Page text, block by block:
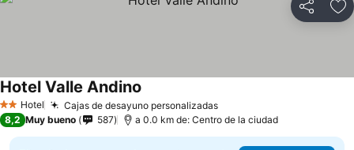
Compartir
2 Estrellas
Hotel Cajas de desayuno personalizadas
Hotel Valle Andino
8,2 Muy bueno 587 a 0.0 km de: Centro de la ciudad